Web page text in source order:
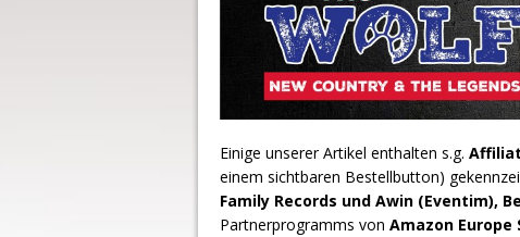
Einige unserer Artikel enthalten s.g.
einem sichtbaren Bestellbutton)
Family Records und Awin (Eventim),
Partnerprogramms von Amazon Europe